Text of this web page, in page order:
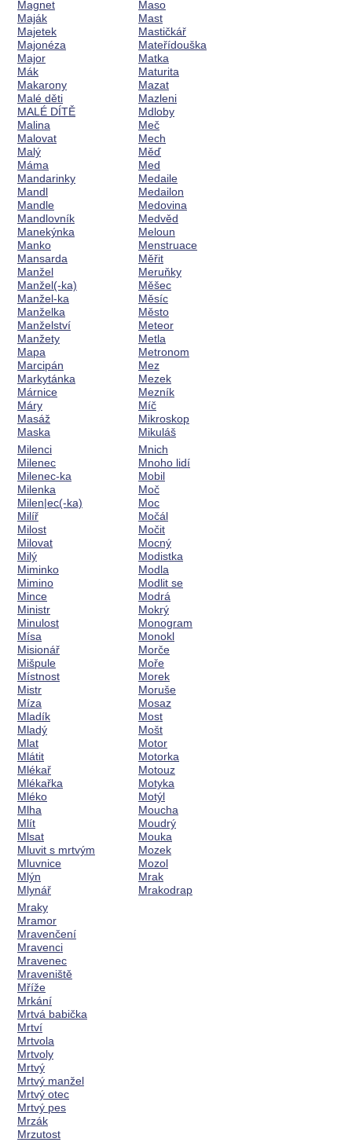
Magnet
Maják
Majetek
Majonéza
Major
Mák
Makarony
Malé děti
MALÉ DÍTĚ
Malina
Malovat
Malý
Máma
Mandarinky
Mandl
Mandle
Mandlovník
Manekýnka
Manko
Mansarda
Manžel
Manžel(-ka)
Manžel-ka
Manželka
Manželství
Manžety
Mapa
Marcipán
Markytánka
Márnice
Máry
Masáž
Maska
Maso
Mast
Mastičkář
Mateřídouška
Matka
Maturita
Mazat
Mazleni
Mdloby
Meč
Mech
Měď
Med
Medaile
Medailon
Medovina
Medvěd
Meloun
Menstruace
Měřit
Meruňky
Měšec
Měsíc
Město
Meteor
Metla
Metronom
Mez
Mezek
Mezník
Míč
Mikroskop
Mikuláš
Milenci
Milenec
Milenec-ka
Milenka
Milen|ec(-ka)
Milíř
Milost
Milovat
Milý
Miminko
Mimino
Mince
Ministr
Minulost
Mísa
Misionář
Mišpule
Místnost
Mistr
Míza
Mladík
Mladý
Mlat
Mlátit
Mlékař
Mlékařka
Mléko
Mlha
Mlít
Mlsat
Mluvit s mrtvým
Mluvnice
Mlýn
Mlynář
Mnich
Mnoho lidí
Mobil
Moč
Moc
Močál
Močit
Mocný
Modistka
Modla
Modlit se
Modrá
Mokrý
Monogram
Monokl
Morče
Moře
Morek
Moruše
Mosaz
Most
Mošt
Motor
Motorka
Motouz
Motyka
Motýl
Moucha
Moudrý
Mouka
Mozek
Mozol
Mrak
Mrakodrap
Mraky
Mramor
Mravenčení
Mravenci
Mravenec
Mraveniště
Mříže
Mrkání
Mrtvá babička
Mrtví
Mrtvola
Mrtvoly
Mrtvý
Mrtvý manžel
Mrtvý otec
Mrtvý pes
Mrzák
Mrzutost